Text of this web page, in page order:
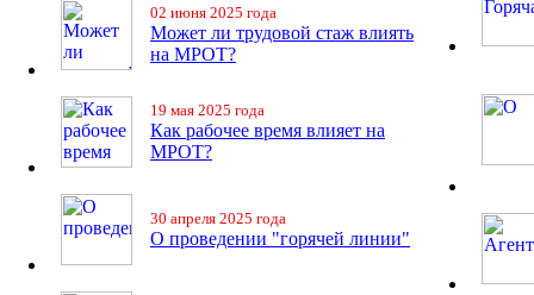
02 июня 2025 года
Может ли трудовой стаж влиять
на МРОТ?
19 мая 2025 года
Как рабочее время влияет на
МРОТ?
30 апреля 2025 года
О проведении "горячей линии"